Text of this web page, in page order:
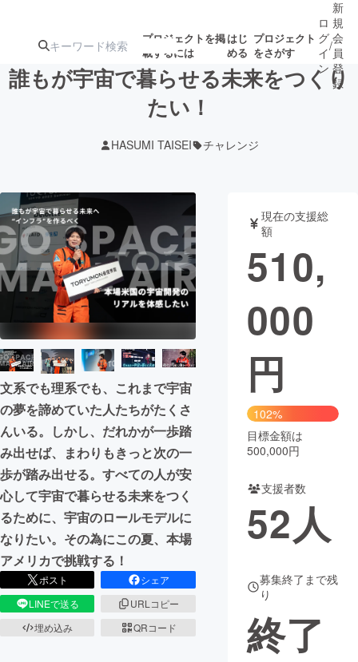
プロジェクトを掲
載するには
はじ
める
プロジェクト
をさがす
ジェクト
ロジェクト
アート・写真 音楽
テクノロジー・ガジェット ゲーム・サ
映像・映画
ビジネス・起業
まちづくり・地域活性化
CAMPFIRE for Social Good
CAMPFIRE Creation
CAMPFIREふるさと納税
コミュニティ
ロ
グ
イ
ン
/
新
規
会
員
登
録
誰もが宇宙で暮らせる未来をつくり
たい！
HASUMI TAISEI チャレンジ
文系でも理系でも、これまで宇宙
の夢を諦めていた人たちがたくさ
んいる。しかし、だれかが一歩踏
み出せば、まわりもきっと次の一
歩が踏み出せる。すべての人が安
心して宇宙で暮らせる未来をつく
るために、宇宙のロールモデルに
なりたい。その為にこの夏、本場
アメリカで挑戦する！
ポスト
シェア
LINEで送る
URLコピー
埋め込み
QRコード
現在の支援総
額
510,
000
円
102%
目標金額は
500,000円
支援者数
52人
募集終了まで残
り
終了